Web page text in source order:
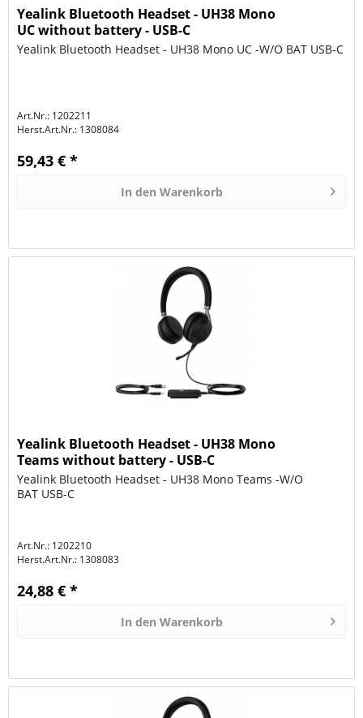
Yealink Bluetooth Headset - UH38 Mono
UC without battery - USB-C
Yealink Bluetooth Headset - UH38 Mono UC -W/O BAT USB-C
Art.Nr.: 1202211
Herst.Art.Nr.: 1308084
59,43 € *
In den Warenkorb
Yealink Bluetooth Headset - UH38 Mono
Teams without battery - USB-C
Yealink Bluetooth Headset - UH38 Mono Teams -W/O
BAT USB-C
Art.Nr.: 1202210
Herst.Art.Nr.: 1308083
24,88 € *
In den Warenkorb